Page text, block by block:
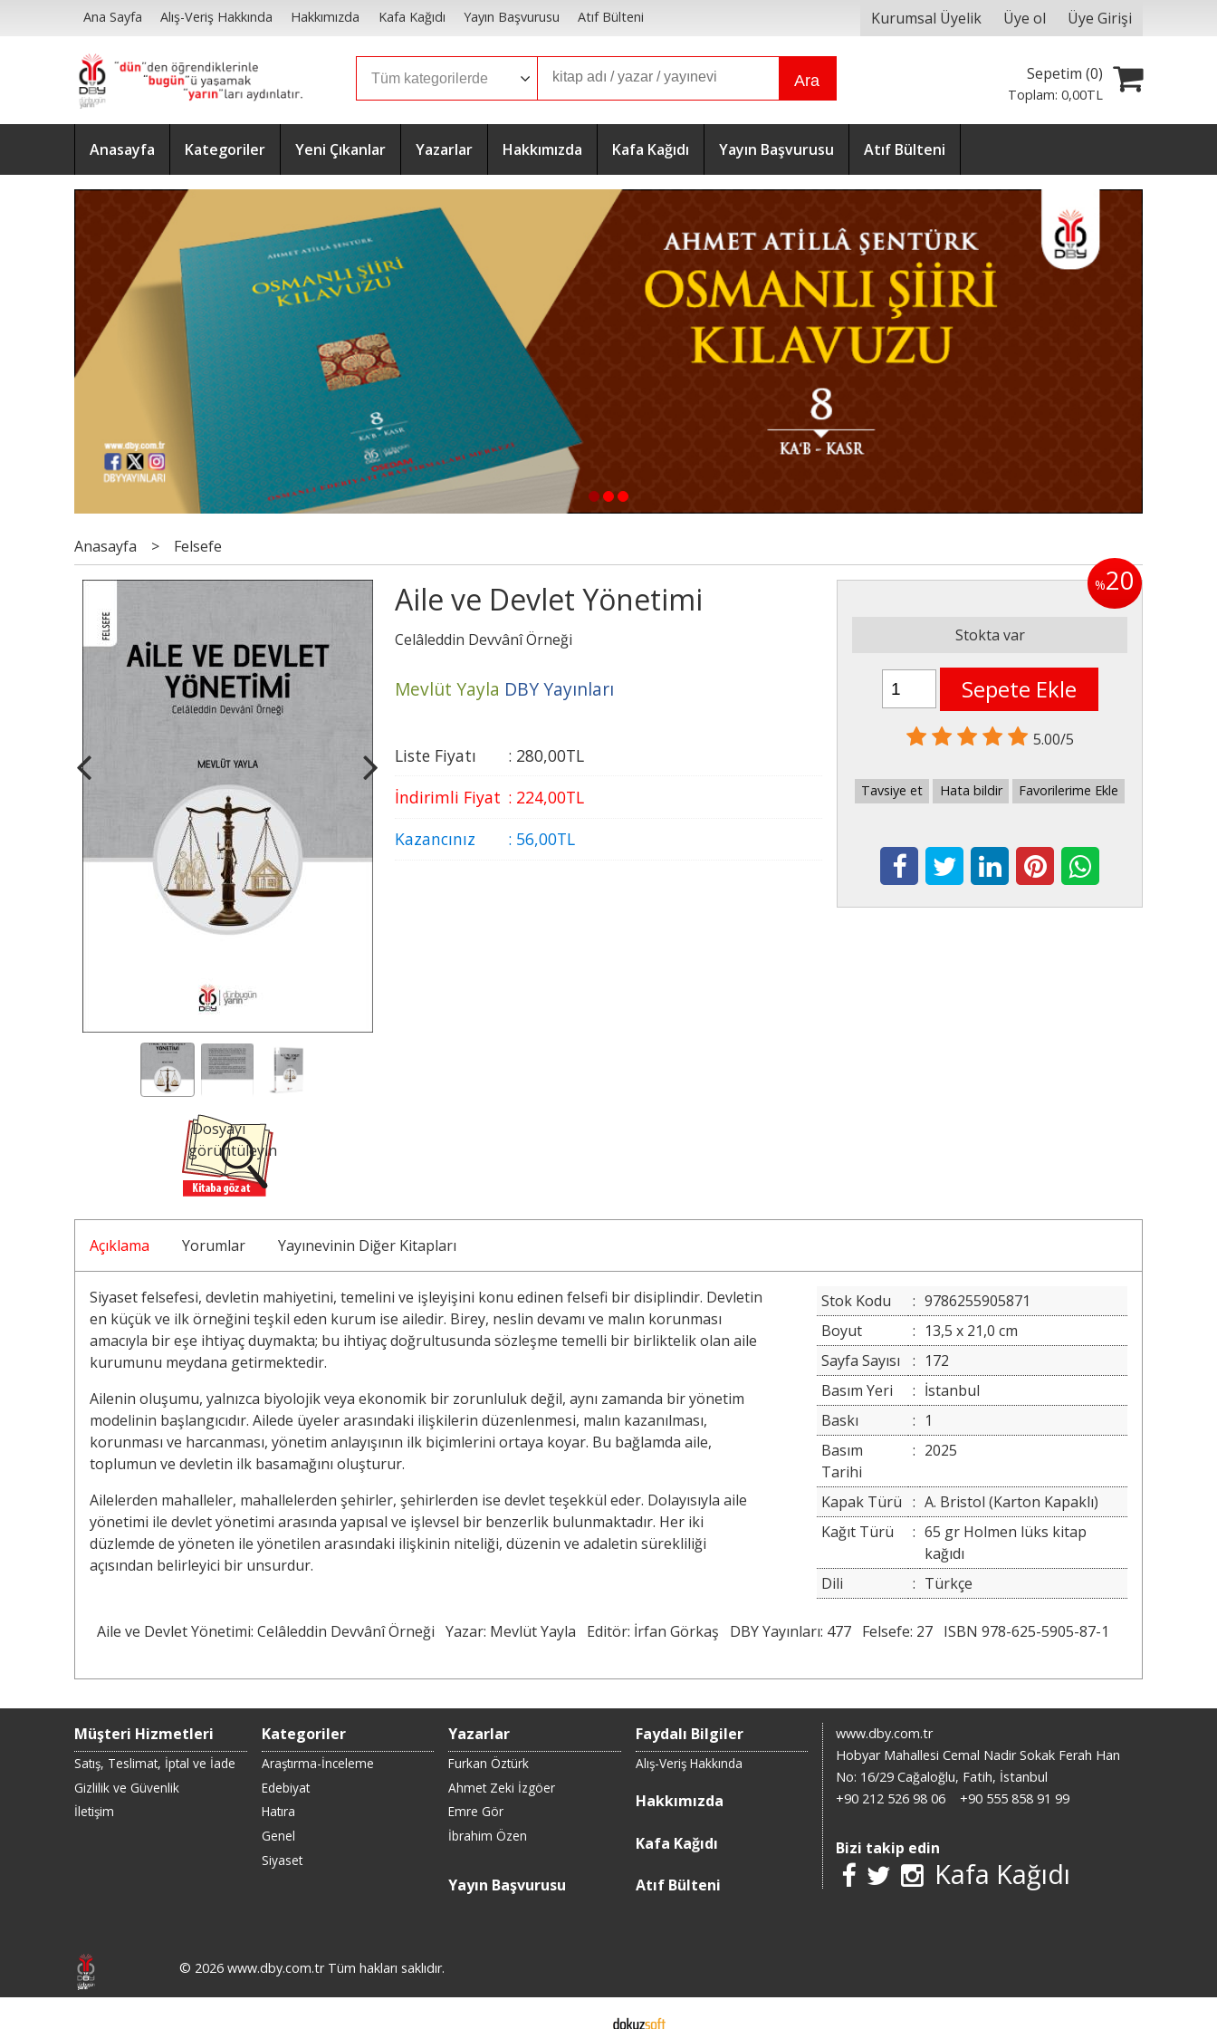
Ana Sayfa Alış-Veriş Hakkında Hakkımızda Kafa Kağıdı Yayın Başvurusu Atıf Bülteni Kurumsal Üyelik Üye ol Üye Girişi
Ara Sepetim (0)
Toplam:0,00TL
Anasayfa Kategoriler Yeni Çıkanlar Yazarlar Hakkımızda Kafa Kağıdı Yayın Başvurusu Atıf Bülteni
1 2 3
Anasayfa > Felsefe
Dosyayı
görüntüleyin
Aile ve Devlet Yönetimi
Celâleddin Devvânî Örneği
Mevlüt Yayla DBY Yayınları
Liste Fiyatı : 280,00TL
İndirimli Fiyat : 224,00TL
Kazancınız
: 56,00TL
%20
Stokta var
Sepete Ekle
5.00/5
Tavsiye et Hata bildir Favorilerime Ekle
Açıklama Yorumlar Yayınevinin Diğer Kitapları
Siyaset felsefesi, devletin mahiyetini, temelini ve işleyişini konu edinen felsefi bir disiplindir. Devletin
en küçük ve ilk örneğini teşkil eden kurum ise ailedir. Birey, neslin devamı ve malın korunması
amacıyla bir eşe ihtiyaç duymakta; bu ihtiyaç doğrultusunda sözleşme temelli bir birliktelik olan aile
kurumunu meydana getirmektedir.
Ailenin oluşumu, yalnızca biyolojik veya ekonomik bir zorunluluk değil, aynı zamanda bir yönetim
modelinin başlangıcıdır. Ailede üyeler arasındaki ilişkilerin düzenlenmesi, malın kazanılması,
korunması ve harcanması, yönetim anlayışının ilk biçimlerini ortaya koyar. Bu bağlamda aile,
toplumun ve devletin ilk basamağını oluşturur.
Ailelerden mahalleler, mahallelerden şehirler, şehirlerden ise devlet teşekkül eder. Dolayısıyla aile
yönetimi ile devlet yönetimi arasında yapısal ve işlevsel bir benzerlik bulunmaktadır. Her iki
düzlemde de yöneten ile yönetilen arasındaki ilişkinin niteliği, düzenin ve adaletin sürekliliği
açısından belirleyici bir unsurdur.
Stok Kodu : 9786255905871
Boyut
: 13,5 x 21,0 cm
Sayfa Sayısı
: 172
Basım Yeri
: İstanbul
Baskı
: 1
Basım
Tarihi
: 2025
Kapak Türü : A. Bristol (Karton Kapaklı)
Kağıt Türü
: 65 gr Holmen lüks kitap
kağıdı
Dili
: Türkçe
Aile ve Devlet Yönetimi: Celâleddin Devvânî Örneği Yazar: Mevlüt Yayla Editör: İrfan Görkaş DBY Yayınları: 477 Felsefe: 27 ISBN 978-625-5905-87-1
Müşteri Hizmetleri
Satış, Teslimat, İptal ve İade
Gizlilik ve Güvenlik
İletişim
Kategoriler
Araştırma-İnceleme
Edebiyat
Hatıra
Genel
Siyaset
Yazarlar
Furkan Öztürk
Ahmet Zeki İzgöer
Emre Gör
İbrahim Özen
Faydalı Bilgiler
Alış-Veriş Hakkında
Hakkımızda
Kafa Kağıdı
Yayın Başvurusu Atıf Bülteni
www.dby.com.tr
Hobyar Mahallesi Cemal Nadir Sokak Ferah Han
No: 16/29 Cağaloğlu, Fatih, İstanbul
+90 212 526 98 06
+90 555 858 91 99
Bizi takip edin
Kafa Kağıdı
© 2026 www.dby.com.tr Tüm hakları saklıdır.